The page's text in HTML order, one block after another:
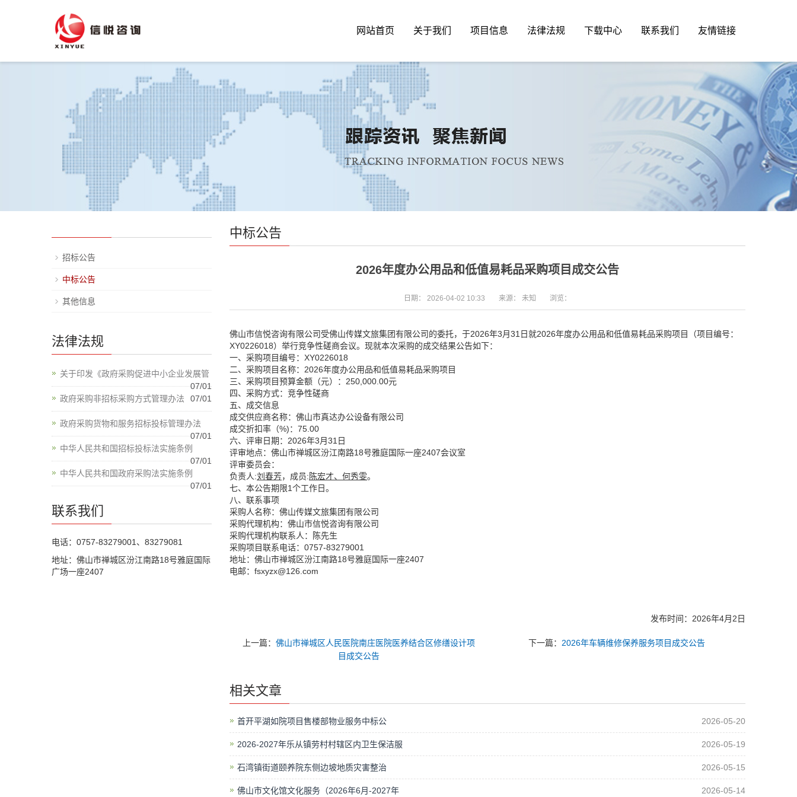
网站首页 关于我们 项目信息 法律法规 下载中心 联系我们 友情链接
中标公告
2026年度办公用品和低值易耗品采购项目成交公告
日期： 2026-04-02 10:33 来源： 未知 浏览：
佛山市信悦咨询有限公司受佛山传媒文旅集团有限公司的委托，于2026年3月31日就2026年度办公用品和低值易耗品采购项目（项目编号：
XY0226018）举行竞争性磋商会议。现就本次采购的成交结果公告如下：
一、采购项目编号：XY0226018
二、采购项目名称：2026年度办公用品和低值易耗品采购项目
三、采购项目预算金额（元）：250,000.00元
四、采购方式：竞争性磋商
五、成交信息
成交供应商名称：佛山市真达办公设备有限公司
成交折扣率（%)：75.00
六、评审日期：2026年3月31日
评审地点：佛山市禅城区汾江南路18号雅庭国际一座2407会议室
评审委员会：
负责人:刘春芳，成员:陈宏才、何秀雯。
七、本公告期限1个工作日。
八、联系事项
采购人名称：佛山传媒文旅集团有限公司
采购代理机构：佛山市信悦咨询有限公司
采购代理机构联系人：陈先生
采购项目联系电话：0757-83279001
地址：佛山市禅城区汾江南路18号雅庭国际一座2407
电邮：fsxyzx@126.com
发布时间：2026年4月2日
上一篇： 佛山市禅城区人民医院南庄医院医养结合区修缮设计项
目成交公告
下一篇： 2026年车辆维修保养服务项目成交公告
相关文章
首开平湖如院项目售楼部物业服务中标公 2026-05-20
2026-2027年乐从镇劳村村辖区内卫生保洁服 2026-05-19
石湾镇街道颐养院东侧边坡地质灾害整治 2026-05-15
佛山市文化馆文化服务（2026年6月-2027年 2026-05-14
招标公告
中标公告
其他信息
法律法规
关于印发《政府采购促进中小企业发展管
07/01
政府采购非招标采购方式管理办法
07/01
政府采购货物和服务招标投标管理办法
07/01
中华人民共和国招标投标法实施条例
07/01
中华人民共和国政府采购法实施条例
07/01
联系我们
电话：0757-83279001、83279081
地址：佛山市禅城区汾江南路18号雅庭国际
广场一座2407